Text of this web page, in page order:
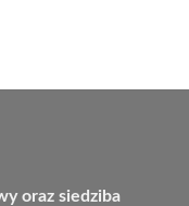
oraz siedziba